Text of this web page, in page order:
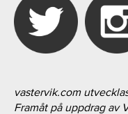
vastervik.com
Framåt på uppdrag av